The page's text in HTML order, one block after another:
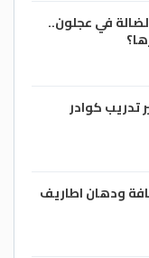
في عجلون..
تدريب كوادر
ودهان اطاريف